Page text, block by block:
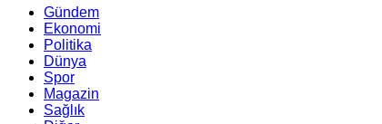
Gündem
Ekonomi
Politika
Dünya
Spor
Magazin
Sağlık